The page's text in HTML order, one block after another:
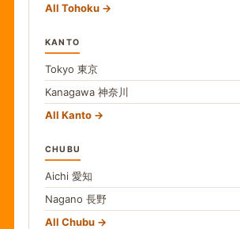
All Tohoku
KANTO
Tokyo 東京
Kanagawa 神奈川
All Kanto
CHUBU
Aichi 愛知
Nagano 長野
All Chubu